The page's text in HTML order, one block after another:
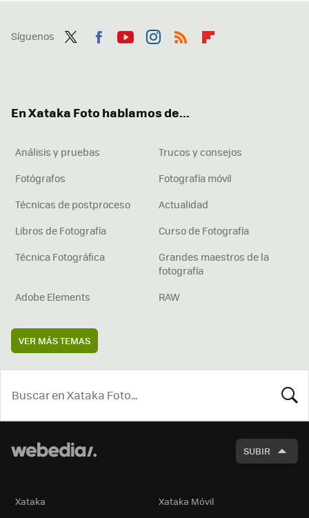
Síguenos
En Xataka Foto hablamos de...
Análisis y pruebas
Trucos y consejos
Fotógrafos
Fotografía móvil
Técnicas de postproceso
Actualidad
Libros de Fotografía
Curso de Fotografía
Técnica Fotográfica
Grandes maestros de la
fotografía
Adobe Elements
RAW
VER MÁS TEMAS
SUBIR
Xataka
Xataka Móvil